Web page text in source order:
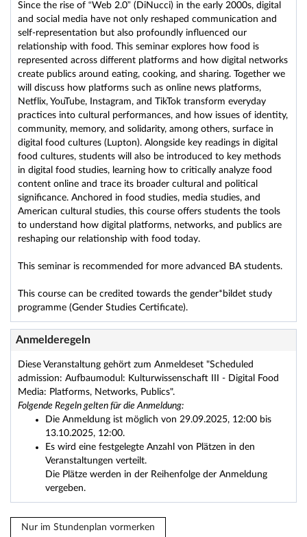
Since the rise of “Web 2.0” (DiNucci) in the early 2000s, digital
and social media have not only reshaped communication and
self-representation but also profoundly influenced our
relationship with food. This seminar explores how food is
represented across different platforms and how digital networks
create publics around eating, cooking, and sharing. Together we
will discuss how platforms such as online news platforms,
Netflix, YouTube, Instagram, and TikTok transform everyday
practices into cultural performances, and how issues of identity,
community, memory, and solidarity, among others, surface in
digital food cultures (Lupton). Alongside key readings in digital
food cultures, students will also be introduced to key methods
in digital food studies, learning how to critically analyze food
content online and trace its broader cultural and political
significance. Anchored in food studies, media studies, and
American cultural studies, this course offers students the tools
to understand how digital platforms, networks, and publics are
reshaping our relationship with food today.
This seminar is recommended for more advanced BA students.
This course can be credited towards the gender*bildet study
programme (Gender Studies Certificate).
Anmelderegeln
Diese Veranstaltung gehört zum Anmeldeset "Scheduled
admission: Aufbaumodul: Kulturwissenschaft III - Digital Food
Media: Platforms, Networks, Publics".
Folgende Regeln gelten für die Anmeldung:
Die Anmeldung ist möglich von 29.09.2025, 12:00 bis
13.10.2025, 12:00.
Es wird eine festgelegte Anzahl von Plätzen in den
Veranstaltungen verteilt.
Die Plätze werden in der Reihenfolge der Anmeldung
vergeben.
Nur im Stundenplan vormerken